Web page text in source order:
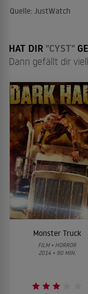
Quelle: JustWatch
HAT DIR "CYST"
Dann gefällt dir
Monster Truck
FILM • HORROR
2014 • 90 MIN.